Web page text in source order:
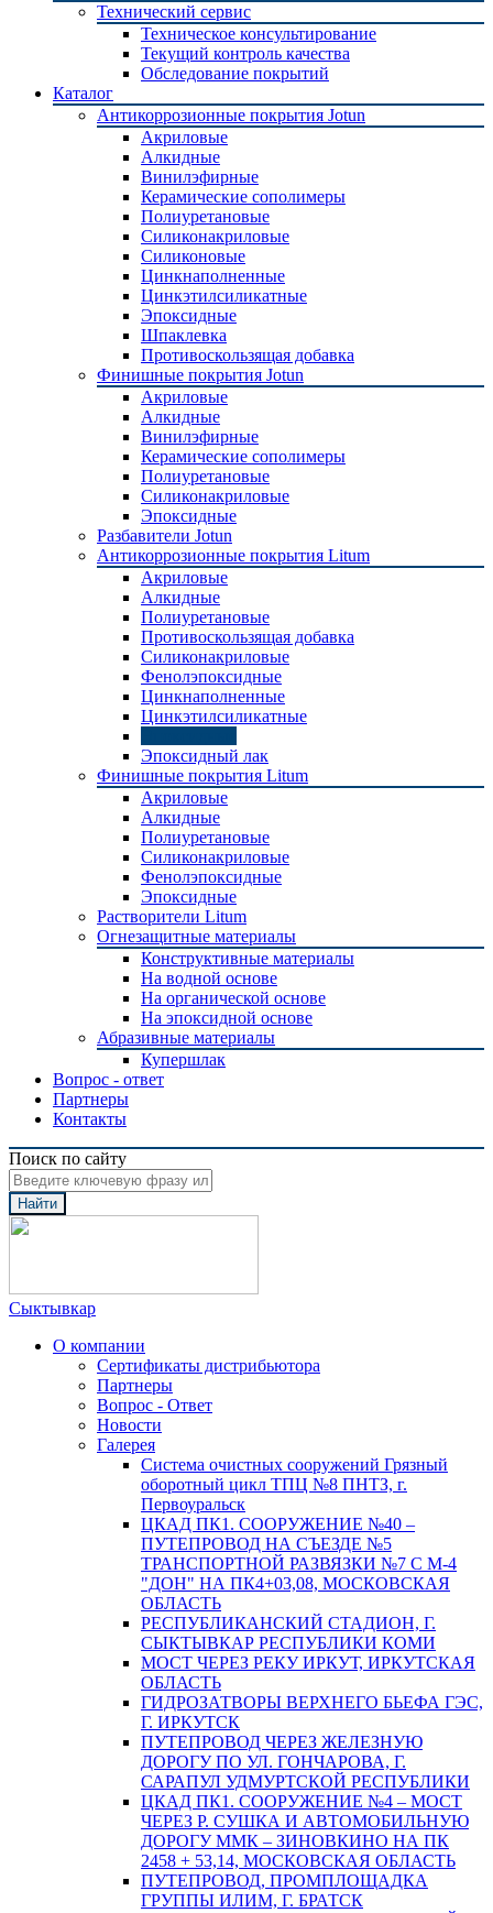
Технический сервис
Техническое консультирование
Текущий контроль качества
Обследование покрытий
Каталог
Антикоррозионные покрытия Jotun
Акриловые
Алкидные
Винилэфирные
Керамические сополимеры
Полиуретановые
Силиконакриловые
Силиконовые
Цинкнаполненные
Цинкэтилсиликатные
Эпоксидные
Шпаклевка
Противоскользящая добавка
Финишные покрытия Jotun
Акриловые
Алкидные
Винилэфирные
Керамические сополимеры
Полиуретановые
Силиконакриловые
Эпоксидные
Разбавители Jotun
Антикоррозионные покрытия Litum
Акриловые
Алкидные
Полиуретановые
Противоскользящая добавка
Силиконакриловые
Фенолэпоксидные
Цинкнаполненные
Цинкэтилсиликатные
Эпоксидный лак
Финишные покрытия Litum
Акриловые
Алкидные
Полиуретановые
Силиконакриловые
Фенолэпоксидные
Эпоксидные
Растворители Litum
Огнезащитные материалы
Конструктивные материалы
На водной основе
На органической основе
На эпоксидной основе
Абразивные материалы
Купершлак
Вопрос - ответ
Партнеры
Контакты
Поиск по сайту
Найти
Сыктывкар
О компании
Сертификаты дистрибьютора
Партнеры
Вопрос - Ответ
Новости
Галерея
Система очистных сооружений Грязный
оборотный цикл ТПЦ №8 ПНТЗ, г.
Первоуральск
ЦКАД ПК1. СООРУЖЕНИЕ №40 –
ПУТЕПРОВОД НА СЪЕЗДЕ №5
ТРАНСПОРТНОЙ РАЗВЯЗКИ №7 С М-4
"ДОН" НА ПК4+03,08, МОСКОВСКАЯ
ОБЛАСТЬ
РЕСПУБЛИКАНСКИЙ СТАДИОН, Г.
СЫКТЫВКАР РЕСПУБЛИКИ КОМИ
МОСТ ЧЕРЕЗ РЕКУ ИРКУТ, ИРКУТСКАЯ
ОБЛАСТЬ
ГИДРОЗАТВОРЫ ВЕРХНЕГО БЬЕФА ГЭС,
Г. ИРКУТСК
ПУТЕПРОВОД ЧЕРЕЗ ЖЕЛЕЗНУЮ
ДОРОГУ ПО УЛ. ГОНЧАРОВА, Г.
САРАПУЛ УДМУРТСКОЙ РЕСПУБЛИКИ
ЦКАД ПК1. СООРУЖЕНИЕ №4 – МОСТ
ЧЕРЕЗ Р. СУШКА И АВТОМОБИЛЬНУЮ
ДОРОГУ ММК – ЗИНОВКИНО НА ПК
2458 + 53,14, МОСКОВСКАЯ ОБЛАСТЬ
ПУТЕПРОВОД, ПРОМПЛОЩАДКА
ГРУППЫ ИЛИМ, Г. БРАТСК